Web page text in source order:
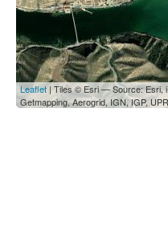
Leaflet| Tiles © Esri — Source: Esri,
Getmapping, Aerogrid, IGN, IGP,